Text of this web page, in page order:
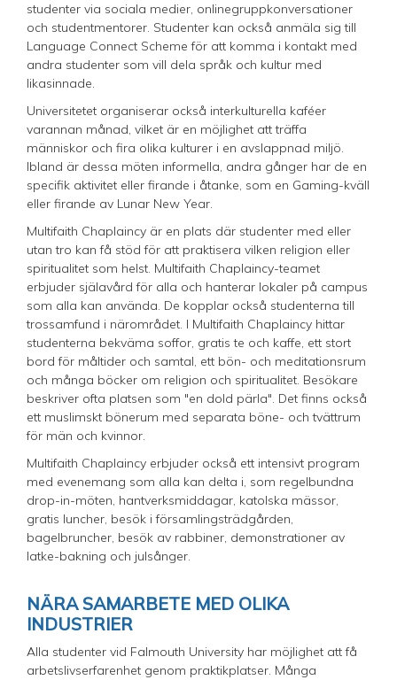
studenter via sociala medier, onlinegruppkonversationer
och studentmentorer. Studenter kan också anmäla sig till
Language Connect Scheme för att komma i kontakt med
andra studenter som vill dela språk och kultur med
likasinnade.
Universitetet organiserar också interkulturella kaféer
varannan månad, vilket är en möjlighet att träffa
människor och fira olika kulturer i en avslappnad miljö.
Ibland är dessa möten informella, andra gånger har de en
specifik aktivitet eller firande i åtanke, som en Gaming-kväll
eller firande av Lunar New Year.
Multifaith Chaplaincy är en plats där studenter med eller
utan tro kan få stöd för att praktisera vilken religion eller
spiritualitet som helst. Multifaith Chaplaincy-teamet
erbjuder själavård för alla och hanterar lokaler på campus
som alla kan använda. De kopplar också studenterna till
trossamfund i närområdet. I Multifaith Chaplaincy hittar
studenterna bekväma soffor, gratis te och kaffe, ett stort
bord för måltider och samtal, ett bön- och meditationsrum
och många böcker om religion och spiritualitet. Besökare
beskriver ofta platsen som "en dold pärla". Det finns också
ett muslimskt bönerum med separata böne- och tvättrum
för män och kvinnor.
Multifaith Chaplaincy erbjuder också ett intensivt program
med evenemang som alla kan delta i, som regelbundna
drop-in-möten, hantverksmiddagar, katolska mässor,
gratis luncher, besök i församlingsträdgården,
bagelbruncher, besök av rabbiner, demonstrationer av
latke-bakning och julsånger.
NÄRA SAMARBETE MED OLIKA
INDUSTRIER
Alla studenter vid Falmouth University har möjlighet att få
arbetslivserfarenhet genom praktikplatser. Många